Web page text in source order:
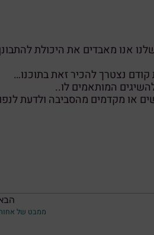
אנו מאבדים את היכולת
נצטרך להכיר זאת בתוכנו…
המותאמים לו..
או מקדמים מהסביבה ולדעת
ממבט של